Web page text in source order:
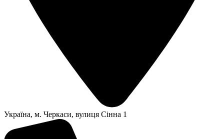
Українa, м. Черкаси, вулиця Сінна 1